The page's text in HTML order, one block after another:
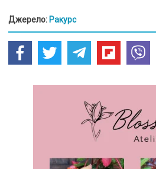
Джерело: Ракурс